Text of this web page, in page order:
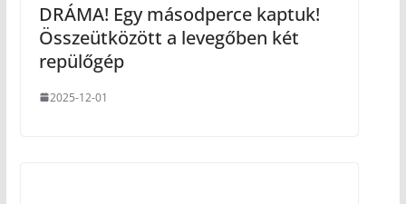
DRÁMA! Egy másodperce kaptuk!
Összeütközött a levegőben két
repülőgép
2025-12-01